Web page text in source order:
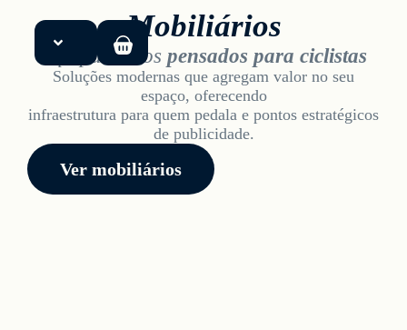
Início
Soluções
Produtos
Mobiliários
Equipamentos pensados para ciclistas
Soluções modernas que agregam valor no seu
espaço, oferecendo
infraestrutura para quem pedala e pontos estratégicos
de publicidade.
Ver mobiliários